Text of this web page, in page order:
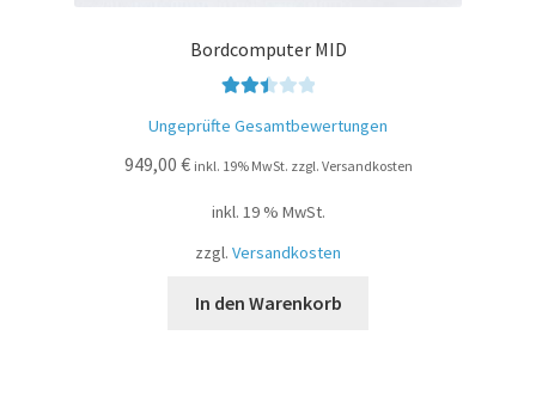
Bordcomputer MID
tet mit
2.50
Ungeprüfte Gesamtbewertungen
949,00 € inkl. 19% MwSt. zzgl. Versandkosten
inkl. 19 % MwSt.
zzgl. Versandkosten
In den Warenkorb